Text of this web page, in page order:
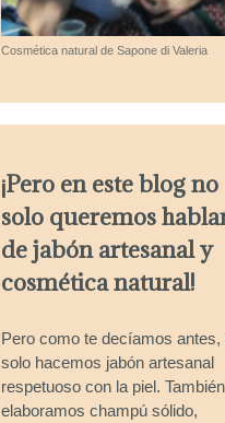
Cosmética natural de Sapone di Valeria
¡Pero en este blog no
solo queremos
de jabón artesanal y
cosmética natural!
Pero como te decíamos antes,
solo hacemos jabón artesanal
respetuoso con la piel. También
elaboramos champú sólido,